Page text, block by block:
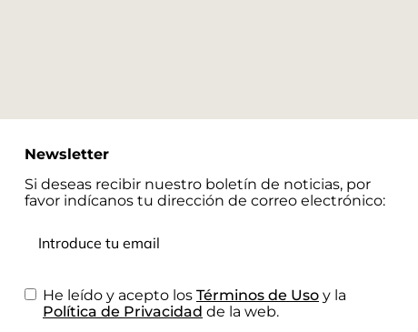
Newsletter
Si deseas recibir nuestro boletín de noticias, por
favor indícanos tu dirección de correo electrónico:
He leído y acepto los Términos de Uso y la
Política de Privacidad de la web.